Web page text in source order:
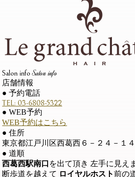
Salon info Salon info
店舗情報
● 予約電話
TEL: 03-6808-5322
● WEB予約
WEB予約はこちら
● 住所
東京都江戸川区西葛西６－２４－１
● 道順
西葛西駅南口 を出て頂き 左手に見え
断歩道を越えて ロイヤルホスト前の